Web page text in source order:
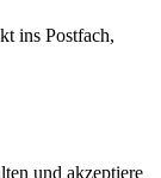
ins Postfach,
und akzeptiere